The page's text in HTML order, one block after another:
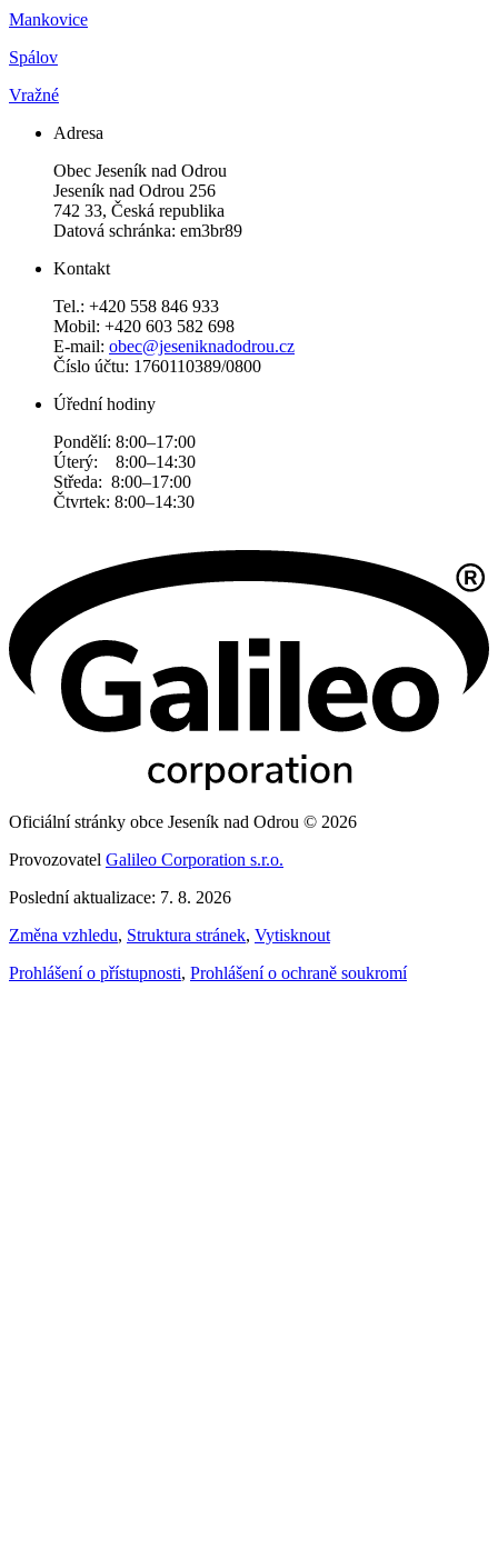
Mankovice
Spálov
Vražné
Adresa
Obec Jeseník nad Odrou
Jeseník nad Odrou 256
742 33, Česká republika
Datová schránka: em3br89
Kontakt
Tel.: +420 558 846 933
Mobil: +420 603 582 698
E-mail: obec@jeseniknadodrou.cz
Číslo účtu: 1760110389/0800
Úřední hodiny
Pondělí: 8:00–17:00
Úterý: 8:00–14:30
Středa: 8:00–17:00
Čtvrtek: 8:00–14:30
Oficiální stránky obce Jeseník nad Odrou © 2026
Provozovatel Galileo Corporation s.r.o.
Poslední aktualizace: 7. 8. 2026
Změna vzhledu, Struktura stránek, Vytisknout
Prohlášení o přístupnosti, Prohlášení o ochraně soukromí